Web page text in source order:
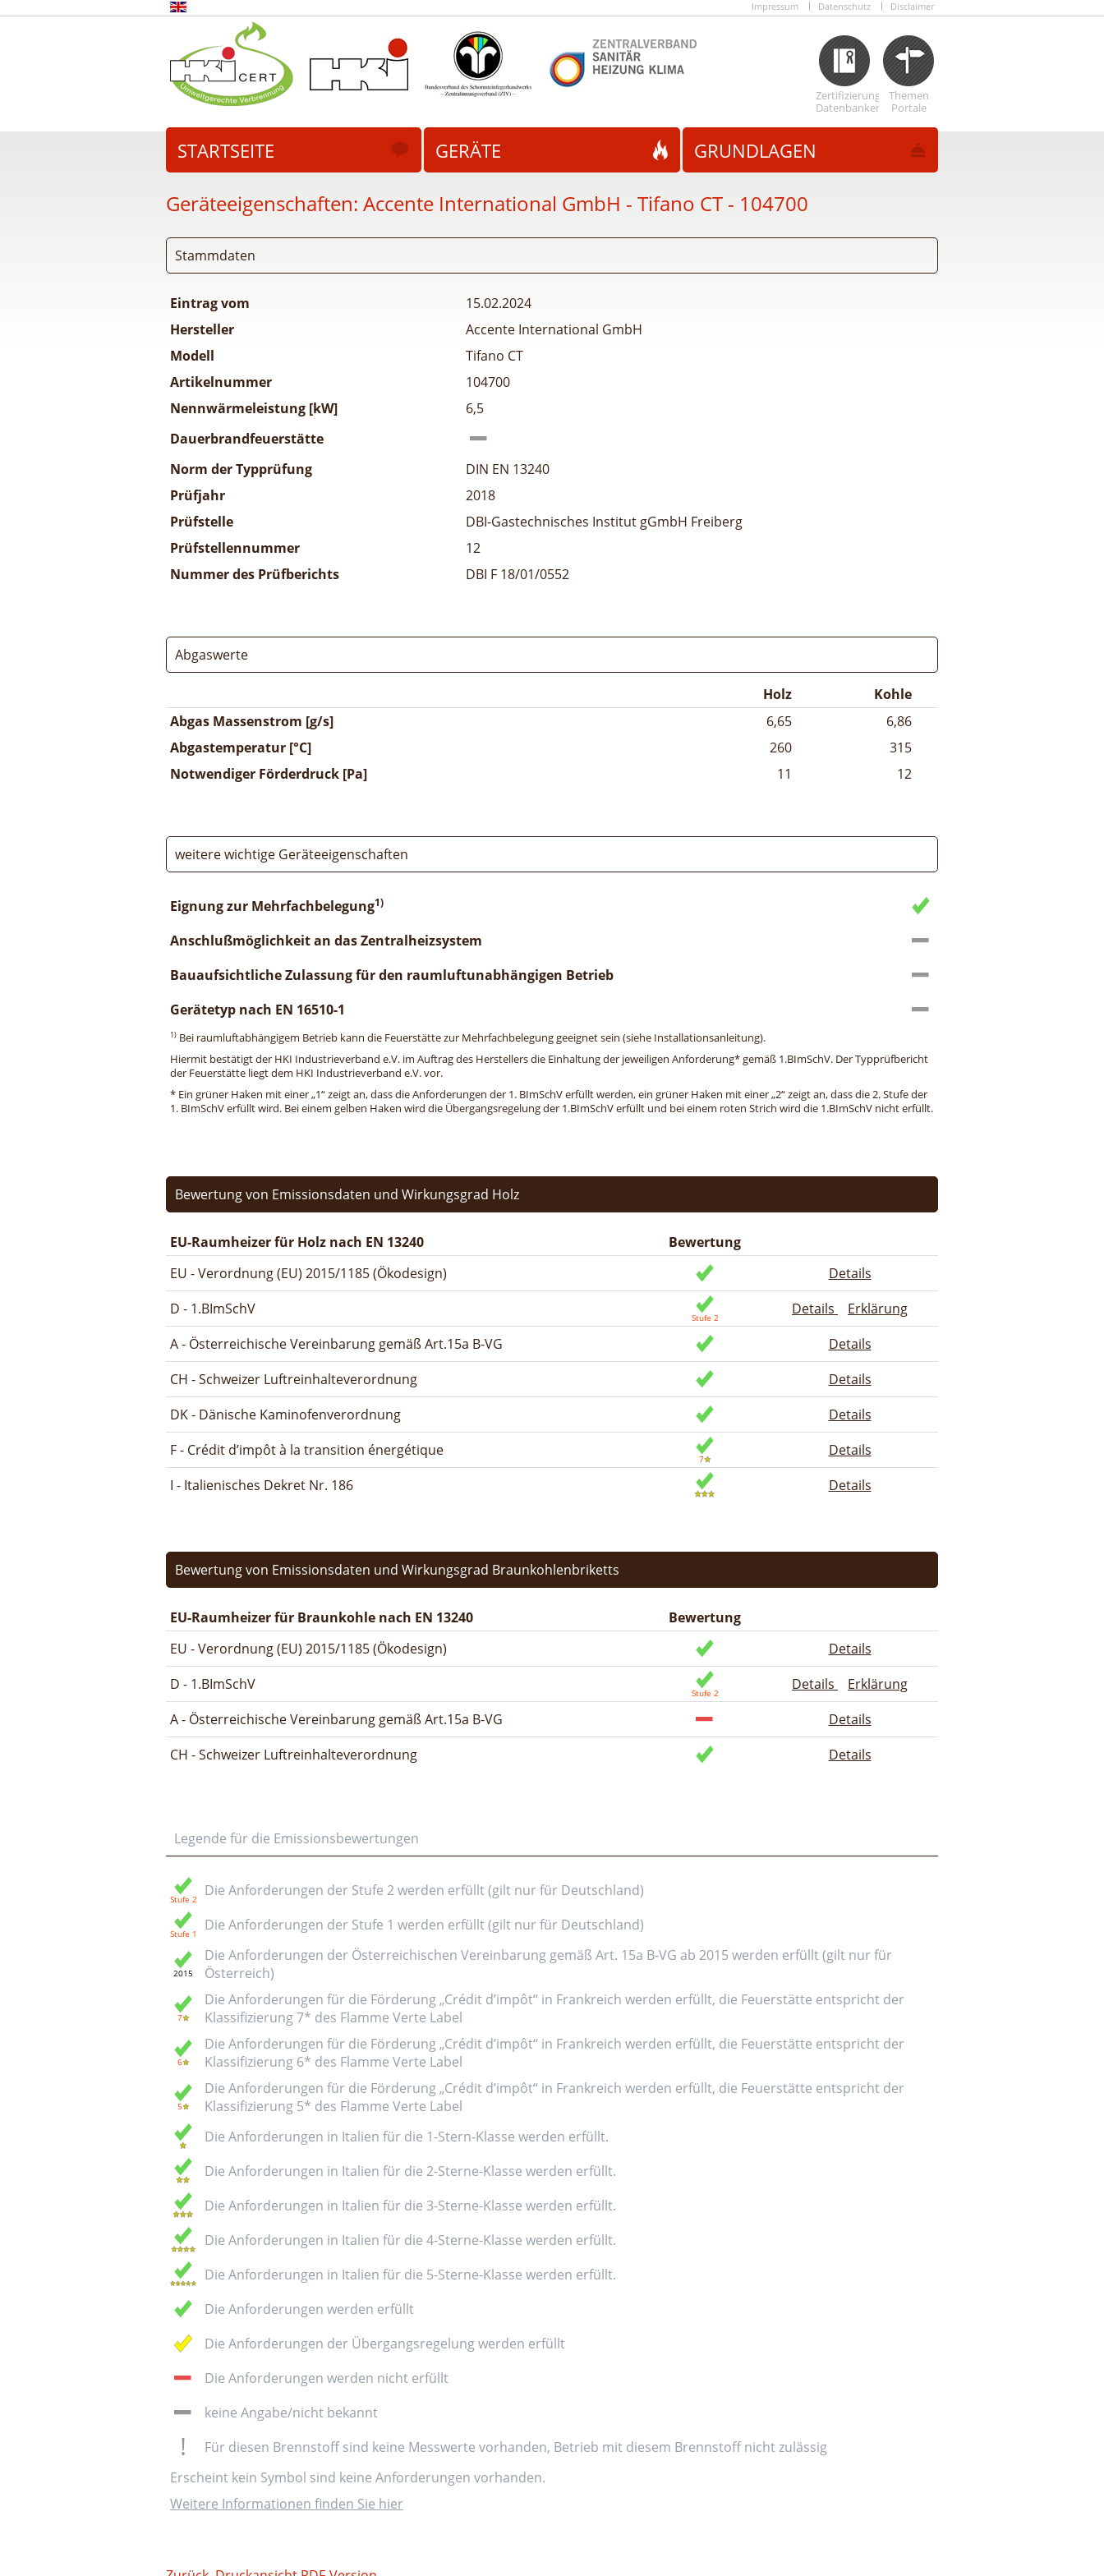
Impressum Datenschutz Disclaimer
Zertifizierungs
Datenbanken
Themen
Portale
STARTSEITE GERÄTE GRUNDLAGEN
Geräteeigenschaften: Accente International GmbH - Tifano CT - 104700
Stammdaten
Eintrag vom
15.02.2024
Hersteller
Accente International GmbH
Modell
Tifano CT
Artikelnummer
104700
Nennwärmeleistung [kW]
6,5
Dauerbrandfeuerstätte
Norm der Typprüfung
DIN EN 13240
Prüfjahr
2018
Prüfstelle
DBI-Gastechnisches Institut gGmbH Freiberg
Prüfstellennummer
12
Nummer des Prüfberichts
DBI F 18/01/0552
Abgaswerte
Holz
Kohle
Abgas Massenstrom [g/s]
6,65
6,86
Abgastemperatur [°C]
260
315
Notwendiger Förderdruck [Pa]
11 12
weitere wichtige Geräteeigenschaften
Eignung zur Mehrfachbelegung1)
Anschlußmöglichkeit an das Zentralheizsystem
Bauaufsichtliche Zulassung für den raumluftunabhängigen Betrieb
Gerätetyp nach EN 16510-1
1) Bei raumluftabhängigem Betrieb kann die Feuerstätte zur Mehrfachbelegung geeignet sein (siehe Installationsanleitung).
Hiermit bestätigt der HKI Industrieverband e.V. im Auftrag des Herstellers die Einhaltung der jeweiligen Anforderung* gemäß 1.BImSchV. Der Typprüfbericht
der Feuerstätte liegt dem HKI Industrieverband e.V. vor.
* Ein grüner Haken mit einer „1“ zeigt an, dass die Anforderungen der 1. BImSchV erfüllt werden, ein grüner Haken mit einer „2“ zeigt an, dass die 2. Stufe der
1. BImSchV erfüllt wird. Bei einem gelben Haken wird die Übergangsregelung der 1.BImSchV erfüllt und bei einem roten Strich wird die 1.BImSchV nicht erfüllt.
Bewertung von Emissionsdaten und Wirkungsgrad Holz
EU-Raumheizer für Holz nach EN 13240
Bewertung
EU - Verordnung (EU) 2015/1185 (Ökodesign)
Details
D - 1.BImSchV
Details
Erklärung
A - Österreichische Vereinbarung gemäß Art.15a B-VG
Details
CH - Schweizer Luftreinhalteverordnung
Details
DK - Dänische Kaminofenverordnung
Details
F - Crédit d’impôt à la transition énergétique
Details
I - Italienisches Dekret Nr. 186
Details
Bewertung von Emissionsdaten und Wirkungsgrad Braunkohlenbriketts
EU-Raumheizer für Braunkohle nach EN 13240
Bewertung
EU - Verordnung (EU) 2015/1185 (Ökodesign)
Details
D - 1.BImSchV
Details
Erklärung
A - Österreichische Vereinbarung gemäß Art.15a B-VG
Details
CH - Schweizer Luftreinhalteverordnung
Details
Legende für die Emissionsbewertungen
Die Anforderungen der Stufe 2 werden erfüllt (gilt nur für Deutschland)
Die Anforderungen der Stufe 1 werden erfüllt (gilt nur für Deutschland)
Die Anforderungen der Österreichischen Vereinbarung gemäß Art. 15a B-VG ab 2015 werden erfüllt (gilt nur für
Österreich)
Die Anforderungen für die Förderung „Crédit d’impôt“ in Frankreich werden erfüllt, die Feuerstätte entspricht der
Klassifizierung 7* des Flamme Verte Label
Die Anforderungen für die Förderung „Crédit d’impôt“ in Frankreich werden erfüllt, die Feuerstätte entspricht der
Klassifizierung 6* des Flamme Verte Label
Die Anforderungen für die Förderung „Crédit d’impôt“ in Frankreich werden erfüllt, die Feuerstätte entspricht der
Klassifizierung 5* des Flamme Verte Label
Die Anforderungen in Italien für die 1-Stern-Klasse werden erfüllt.
Die Anforderungen in Italien für die 2-Sterne-Klasse werden erfüllt.
Die Anforderungen in Italien für die 3-Sterne-Klasse werden erfüllt.
Die Anforderungen in Italien für die 4-Sterne-Klasse werden erfüllt.
Die Anforderungen in Italien für die 5-Sterne-Klasse werden erfüllt.
Die Anforderungen werden erfüllt
Die Anforderungen der Übergangsregelung werden erfüllt
Die Anforderungen werden nicht erfüllt
keine Angabe/nicht bekannt
Für diesen Brennstoff sind keine Messwerte vorhanden, Betrieb mit diesem Brennstoff nicht zulässig
Erscheint kein Symbol sind keine Anforderungen vorhanden.
Weitere Informationen finden Sie hier